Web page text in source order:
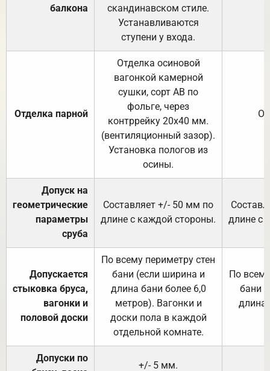
балкона
скандинавском стиле.
Устанавливаются
ступени у входа.
Отделка парной
Отделка осиновой
вагонкой камерной
сушки, сорт АВ по
фольге, через
контррейку 20х40 мм.
(вентиляционный зазор).
Установка пологов из
осины.
Допуск на
геометрические
параметры
сруба
Составляет +/- 50 мм по
длине с каждой стороны.
длине с
Допускается
стыковка бруса,
вагонки и
половой доски
По всему периметру стен
бани (если ширина и
длина бани более 6,0
метров). Вагонки и
доски пола в каждой
отдельной комнате.
По
бани
длина
Допуски по
+/- 5 мм.